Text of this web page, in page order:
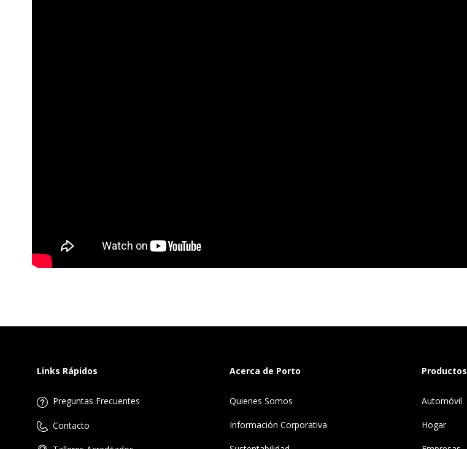
Links Rápidos
Preguntas Frecuentes
Contacto
Acerca de Porto
Quienes Somos
Información Corporativa
Productos
Automóvil
Hogar